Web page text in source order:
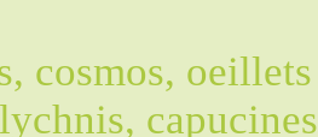
cosmos, oeillets
capucines